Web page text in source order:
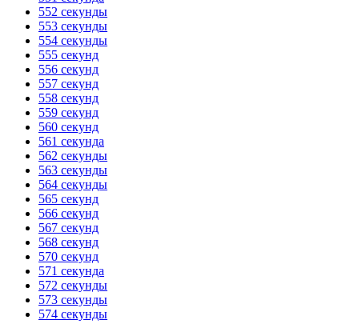
552 секунды
553 секунды
554 секунды
555 секунд
556 секунд
557 секунд
558 секунд
559 секунд
560 секунд
561 секунда
562 секунды
563 секунды
564 секунды
565 секунд
566 секунд
567 секунд
568 секунд
570 секунд
571 секунда
572 секунды
573 секунды
574 секунды